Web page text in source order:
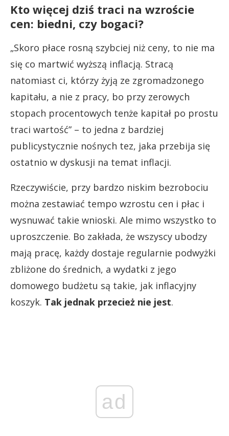
Kto więcej dziś traci na wzroście
cen: biedni, czy bogaci?
„Skoro płace rosną szybciej niż ceny, to nie ma
się co martwić wyższą inflacją. Stracą
natomiast ci, którzy żyją ze zgromadzonego
kapitału, a nie z pracy, bo przy zerowych
stopach procentowych tenże kapitał po prostu
traci wartość” – to jedna z bardziej
publicystycznie nośnych tez, jaka przebija się
ostatnio w dyskusji na temat inflacji.
Rzeczywiście, przy bardzo niskim bezrobociu
można zestawiać tempo wzrostu cen i płac i
wysnuwać takie wnioski. Ale mimo wszystko to
uproszczenie. Bo zakłada, że wszyscy ubodzy
mają pracę, każdy dostaje regularnie podwyżki
zbliżone do średnich, a wydatki z jego
domowego budżetu są takie, jak inflacyjny
koszyk. Tak jednak przecież nie jest.
ad